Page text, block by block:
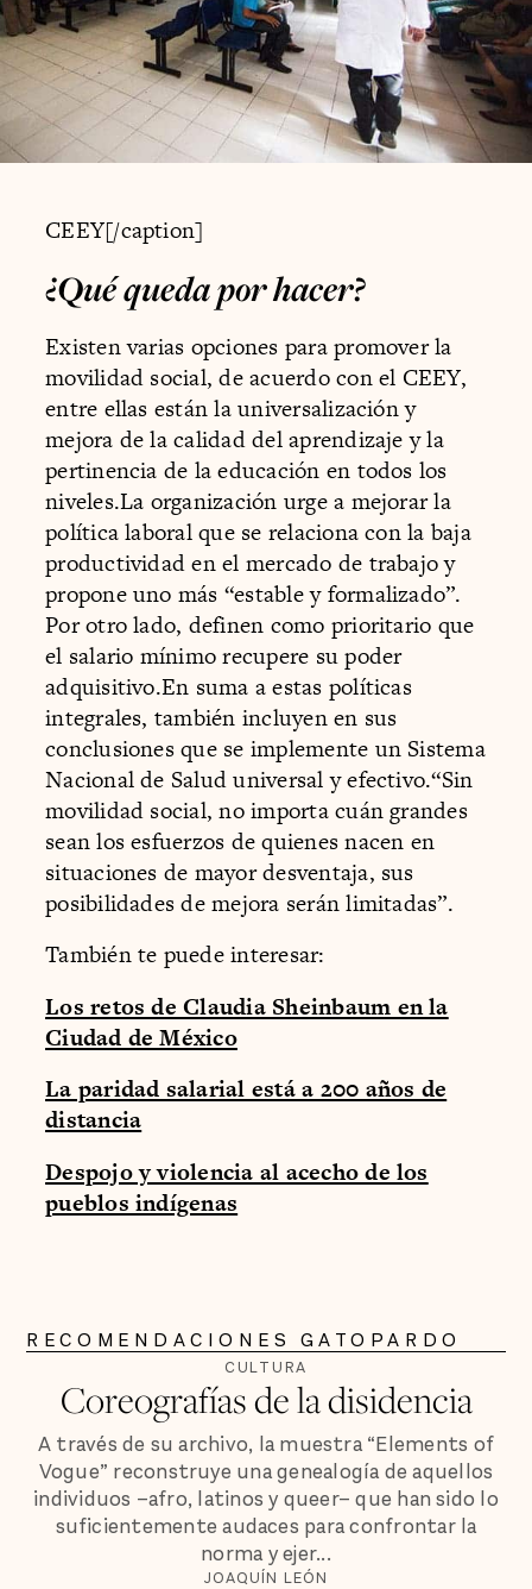
CEEY[/caption]
¿Qué queda por hacer?
Existen varias opciones para promover la
movilidad social, de acuerdo con el CEEY,
entre ellas están la universalización y
mejora de la calidad del aprendizaje y la
pertinencia de la educación en todos los
niveles.La organización urge a mejorar la
política laboral que se relaciona con la baja
productividad en el mercado de trabajo y
propone uno más “estable y formalizado”.
Por otro lado, definen como prioritario que
el salario mínimo recupere su poder
adquisitivo.En suma a estas políticas
integrales, también incluyen en sus
conclusiones que se implemente un Sistema
Nacional de Salud universal y efectivo.“Sin
movilidad social, no importa cuán grandes
sean los esfuerzos de quienes nacen en
situaciones de mayor desventaja, sus
posibilidades de mejora serán limitadas”.
También te puede interesar:
Los retos de Claudia Sheinbaum en la
Ciudad de México
La paridad salarial está a 200 años de
distancia
Despojo y violencia al acecho de los
pueblos indígenas
RECOMENDACIONES GATOPARDO
CULTURA
Coreografías de la disidencia
A través de su archivo, la muestra “Elements of
Vogue” reconstruye una genealogía de aquellos
individuos –afro, latinos y queer– que han sido lo
suficientemente audaces para confrontar la
norma y ejer...
JOAQUÍN LEÓN